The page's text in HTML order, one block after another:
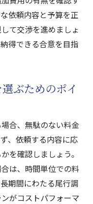
依頼内容と予算を正
て交渉を進めましょ
得できる合意を目指
ぶためのポイ
合、無駄のない料金
、依頼する内容に応
を確認しましょう。
は、時間単位での料
期間にわたる尾行調
がコストパフォーマ